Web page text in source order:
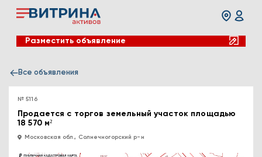
Разместить объявление
Все объявления
№ 5116
Продается с торгов земельный участок площадью
18 570 м²
Московская обл., Солнечногорский р-н